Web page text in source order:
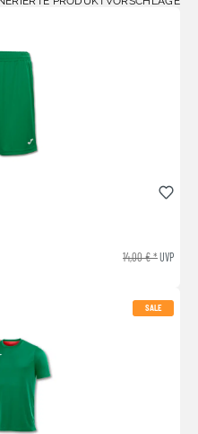
14,00 € *UVP
SALE